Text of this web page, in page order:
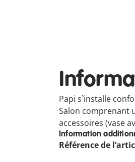
Papi s`installe
Salon comprenant
accessoires (vase
Information
Référence de